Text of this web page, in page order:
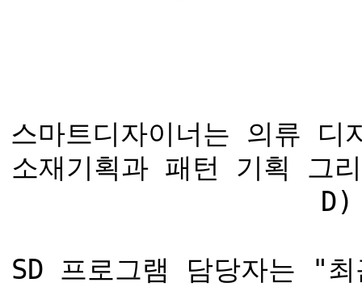
스마트디자이너는 의류 디
소재기획과 패턴 기획 그
D)
SD 프로그램 담당자는 "